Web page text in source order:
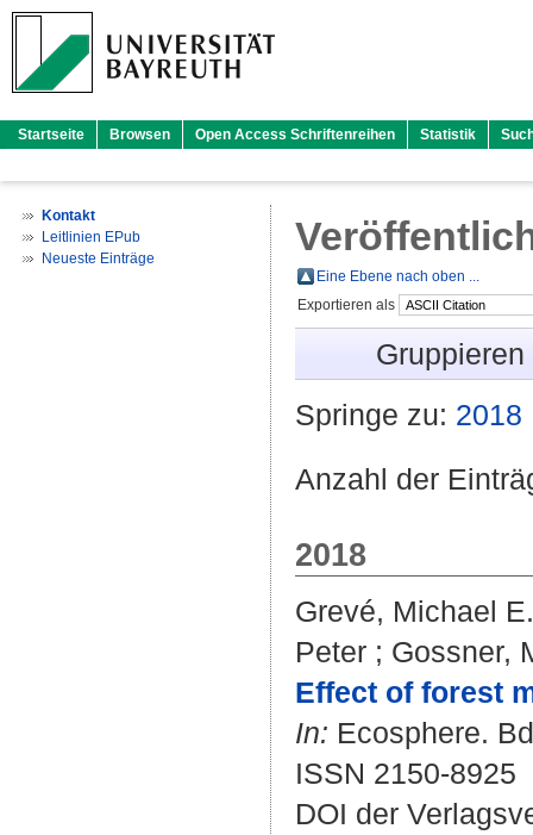
Startseite Browsen Open Access Schriftenreihen Statistik
Kontakt
Leitlinien EPub
Neueste Einträge
Eine Ebene nach oben ...
Exportieren als
Springe zu: 2018
Anzahl der
2018
Grevé, Michael E.
Peter ; Gossner,
Effect of forest
In: Ecosphere.
ISSN 2150-8925
DOI der